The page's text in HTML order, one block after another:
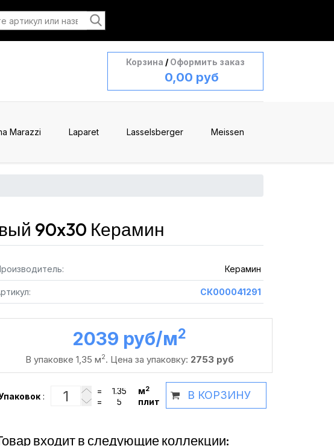
Корзина / Оформить заказ
0,00 руб
Marazzi Laparet Lasselsberger Meissen
90x30 Керамин
Керамин
СК000041291
2039 руб /м2
В упаковке 1,35 м2. Цена за упаковку: 2753 руб
:
= м2
= плит
В КОРЗИНУ
входит в следующие коллекции: